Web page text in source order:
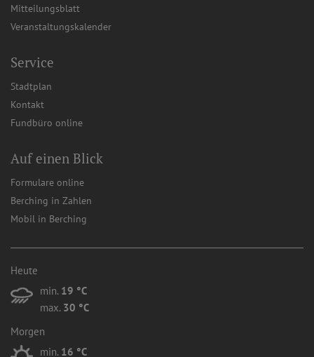
Mitteilungsblatt
Veranstaltungskalender
Service
Stadtplan
Kontakt
Fundbüro online
Auf einen Blick
Formulare online
Berching in Zahlen
Mobil in Berching
Heute
min. 19 °C
max. 30 °C
Morgen
min. 16 °C